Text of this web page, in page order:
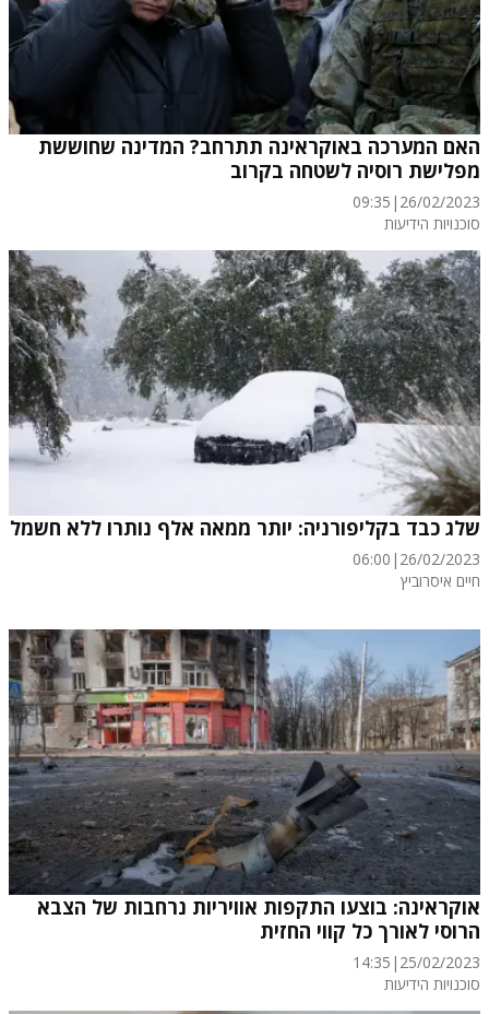
האם המערכה באוקראינה תתרחב? המדינה שחוששת
מפלישת רוסיה לשטחה בקרוב
26/02/2023
|
09:35
סוכנויות הידיעות
שלג כבד בקליפורניה: יותר ממאה אלף נותרו ללא חשמל
26/02/2023
|
06:00
חיים איסרוביץ
אוקראינה: בוצעו התקפות אוויריות נרחבות של הצבא
הרוסי לאורך כל קווי החזית
25/02/2023
|
14:35
סוכנויות הידיעות